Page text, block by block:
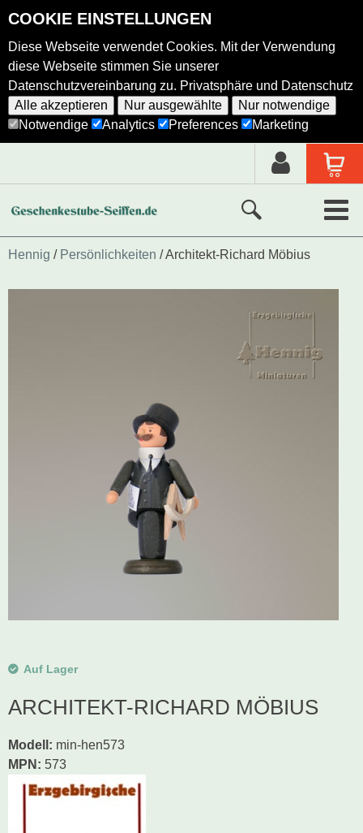
COOKIE EINSTELLUNGEN
Diese Webseite verwendet Cookies. Mit der Verwendung
diese Webseite stimmen Sie unserer
Datenschutzvereinbarung zu. Privatsphäre und Datenschutz
Alle akzeptieren
Nur ausgewählte
Nur notwendige
Notwendige
Analytics Preferences Marketing
Neue Produkte
Ausgewählte Produkte
Hennig Persönlichkeiten Architekt-Richard Möbius
Auf Lager
ARCHITEKT-RICHARD MÖBIUS
Modell : min-hen573
MPN: 573